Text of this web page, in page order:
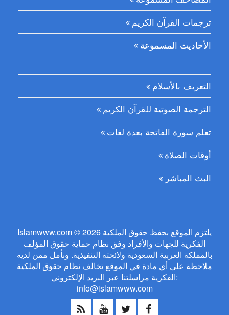
ترجمات القرآن الكريم
الأحاديث المسموعة
التعريف بالأسلام
الترجمة الصوتية للقرآن الكريم
تعلم سورة الفاتحة بعدة لغات
أوقات الصلاة
البث المباشر
Islamwww.com © 2026 يلتزم الموقع بحفظ حقوق الملكية
الفكرية للجهات والأفراد وفق نظام حماية حقوق المؤلف
بالمملكة العربية السعودية ولائحته التنفيذية. ونأمل ممن لديه
ملاحظة على أي مادة في الموقع تخالف نظام حقوق الملكية
الفكرية مراسلتنا عبر البريد الإلكتروني:
info@islamwww.com